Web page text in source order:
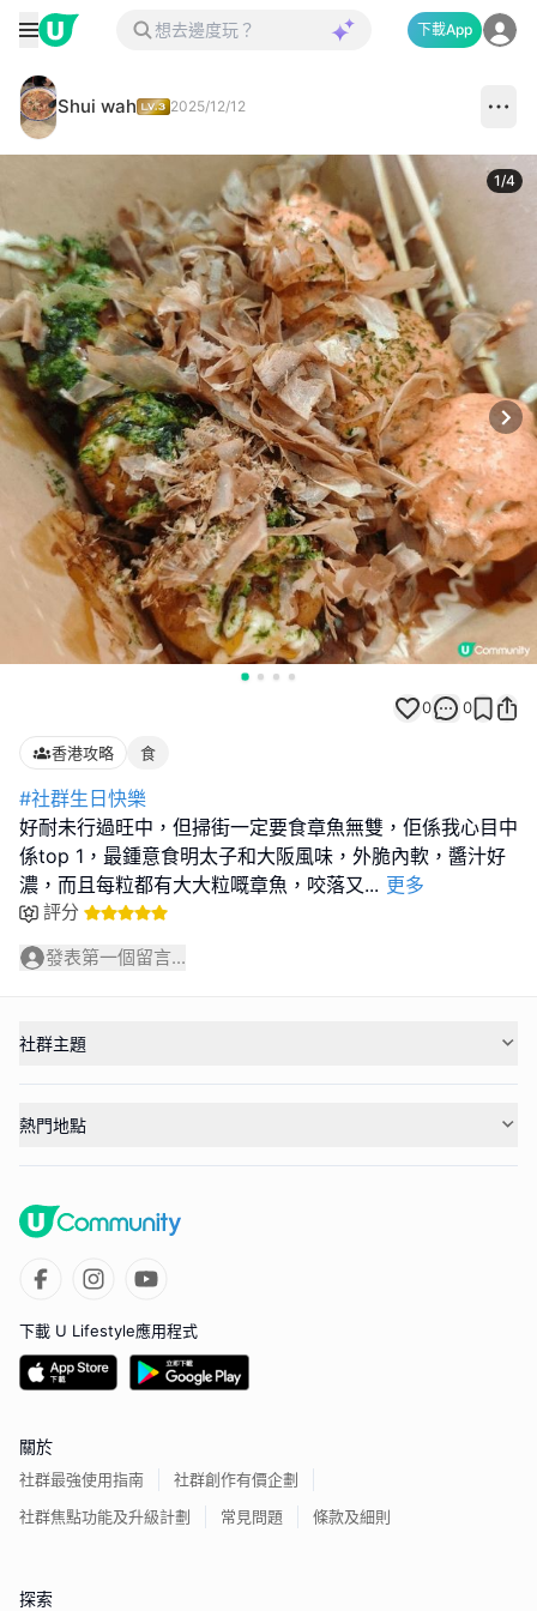
下載App
Shui wah 2025/12/12
1/4
0 0
香港攻略 食
#社群生日快樂
好耐未行過旺中，但掃街一定要食章魚無雙，佢係我心目中
係top 1，最鍾意食明太子和大阪風味，外脆內軟，醬汁好
濃，而且每粒都有大大粒嘅章魚，咬落又... 更多
評分
發表第一個留言...
社群主題
熱門地點
下載 U Lifestyle應用程式
關於
社群最強使用指南
社群創作有價企劃
社群焦點功能及升級計劃
常見問題 條款及細則
探索